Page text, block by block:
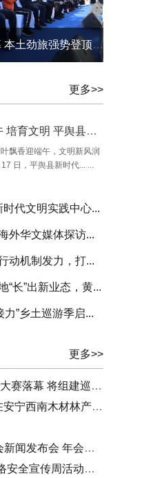
2026大理洱海龙舟赛圆满落幕 本土劲旅强势登顶 苍洱之间续写荣光
更多>>
品味端午 培育文明 平舆县新时代文明实践中心开展端午民俗系列活动
香迎端午，文明新风润
日，平舆县新时代... ...
代文明实践中心...
外华文媒体探访...
动机制发力，打...
“长”出新业态，黄...
力”乡土巡游季启...
更多>>
讲团到机关、企业、学校巡讲
易市场举行，近300家主体参展
年会亮点提前“揭秘”!
活动提升群众网络安全防护技能